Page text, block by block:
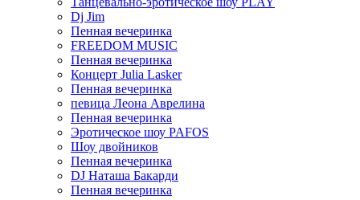
Dj Jim
Пенная вечеринка
FREEDOM MUSIC
Пенная вечеринка
Концерт Julia Lasker
Пенная вечеринка
певица Леона Аврелина
Пенная вечеринка
Эротическое шоу PAFOS
Шоу двойников
Пенная вечеринка
DJ Наташа Бакарди
Пенная вечеринка